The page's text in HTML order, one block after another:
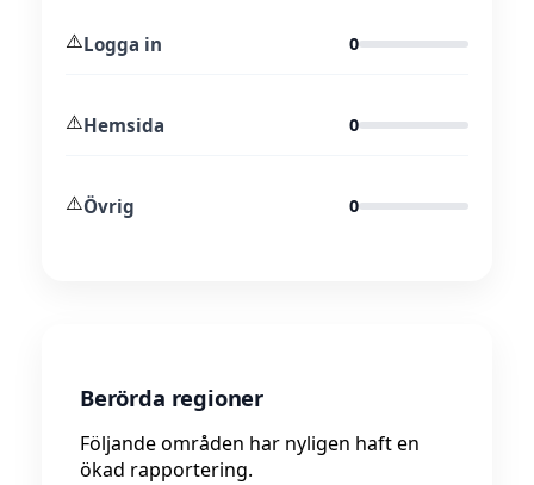
⚠️Logga in 0
⚠️Hemsida 0
⚠️Övrig 0
Berörda regioner
Följande områden har nyligen haft en
ökad rapportering.